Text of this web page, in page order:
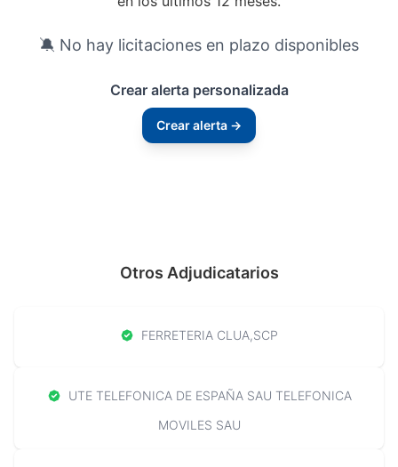
🔕 No hay licitaciones en plazo disponibles
Crear alerta personalizada
Crear alerta →
Otros Adjudicatarios
FERRETERIA CLUA,SCP
UTE TELEFONICA DE ESPAÑA SAU TELEFONICA
MOVILES SAU